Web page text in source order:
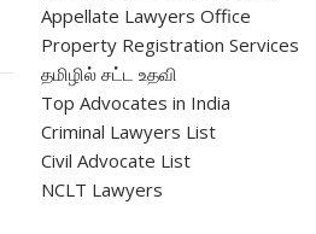
Appellate Lawyers Office
Property Registration Services
தமிழில் சட்ட உதவி
Top Advocates in India
Criminal Lawyers List
Civil Advocate List
NCLT Lawyers